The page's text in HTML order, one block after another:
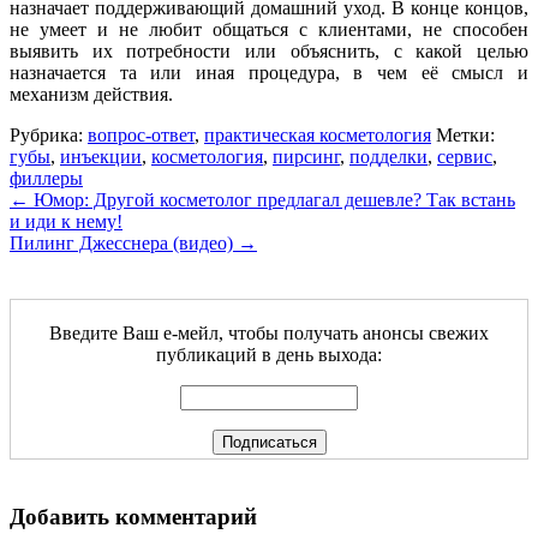
назначает поддерживающий домашний уход. В конце концов,
не умеет и не любит общаться с клиентами, не способен
выявить их потребности или объяснить, с какой целью
назначается та или иная процедура, в чем её смысл и
механизм действия.
Рубрика: вопрос-ответ, практическая косметология Метки:
губы, инъекции, косметология, пирсинг, подделки, сервис,
филлеры
← Юмор: Другой косметолог предлагал дешевле? Так встань
и иди к нему!
Пилинг Джесснера (видео) →
Введите Ваш е-мейл, чтобы получать анонсы свежих
публикаций в день выхода:
Добавить комментарий